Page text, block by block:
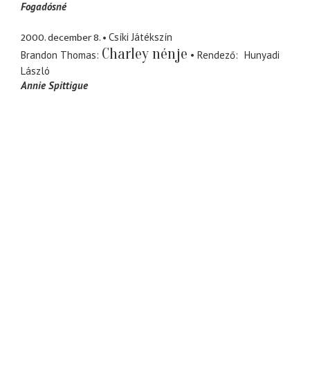
Fogadósné
2000. december 8.
Csíki Játékszín
Brandon Thomas Charley nénje Rendező
Hunyadi
László
Annie Spittigue